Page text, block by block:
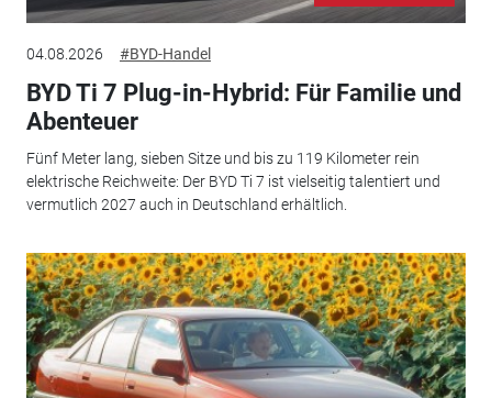
04.08.2026 #BYD-Handel
BYD Ti 7 Plug-in-Hybrid: Für Familie und
Abenteuer
Fünf Meter lang, sieben Sitze und bis zu 119 Kilometer rein
elektrische Reichweite: Der BYD Ti 7 ist vielseitig talentiert und
vermutlich 2027 auch in Deutschland erhältlich.